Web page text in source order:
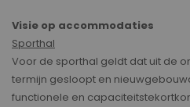
Visie op accommodaties
Sporthal
Voor de sporthal geldt dat uit de
termijn gesloopt en
functionele en